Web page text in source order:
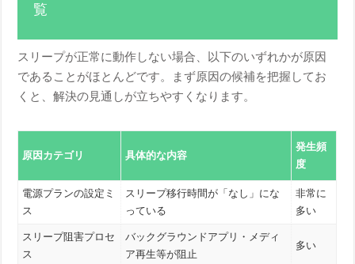
覧
スリープが正常に動作しない場合、以下のいずれかが原因
であることがほとんどです。まず原因の候補を把握してお
くと、解決の見通しが立ちやすくなります。
原因カテゴリ 具体的な内容
発生頻
度
電源プランの設定ミ
ス
スリープ移行時間が「なし」にな
っている
非常に
多い
スリープ阻害プロセ
ス
バックグラウンドアプリ・メディ
ア再生等が阻止
多い